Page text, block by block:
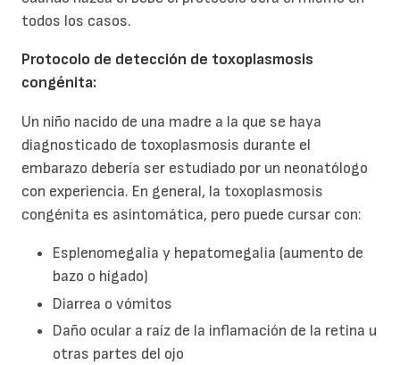
todos los casos.
Protocolo de detección de toxoplasmosis
congénita:
Un niño nacido de una madre a la que se haya
diagnosticado de toxoplasmosis durante el
embarazo debería ser estudiado por un neonatólogo
con experiencia. En general, la toxoplasmosis
congénita es asintomática, pero puede cursar con:
Esplenomegalia y hepatomegalia (aumento de
bazo o hígado)
Diarrea o vómitos
Daño ocular a raíz de la inflamación de la retina u
otras partes del ojo